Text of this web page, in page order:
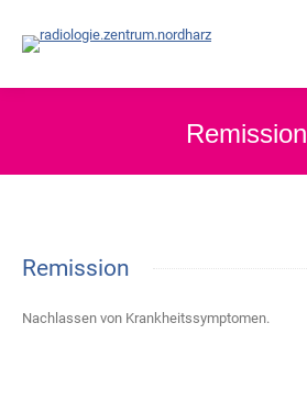
Remission
Remission
Nachlassen von Krankheitssymptomen.